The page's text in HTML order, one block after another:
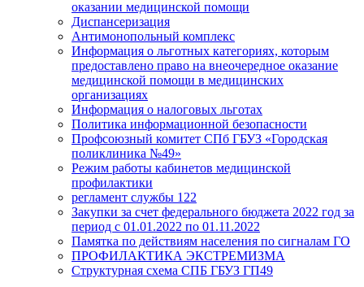
оказании медицинской помощи
Диспансеризация
Антимонопольный комплекс
Информация о льготных категориях, которым
предоставлено право на внеочередное оказание
медицинской помощи в медицинских
организациях
Информация о налоговых льготах
Политика информационной безопасности
Профсоюзный комитет СПб ГБУЗ «Городская
поликлиника №49»
Режим работы кабинетов медицинской
профилактики
регламент службы 122
Закупки за счет федерального бюджета 2022 год за
период с 01.01.2022 по 01.11.2022
Памятка по действиям населения по сигналам ГО
ПРОФИЛАКТИКА ЭКСТРЕМИЗМА
Структурная схема СПБ ГБУЗ ГП49